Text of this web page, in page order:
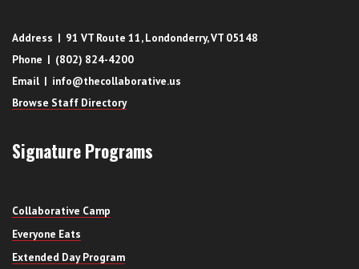
Address | 91 VT Route 11, Londonderry, VT 05148
Phone | (802) 824-4200
Email | info@thecollaborative.us
Browse Staff Directory
Signature Programs
Collaborative Camp
Everyone Eats
Extended Day Program